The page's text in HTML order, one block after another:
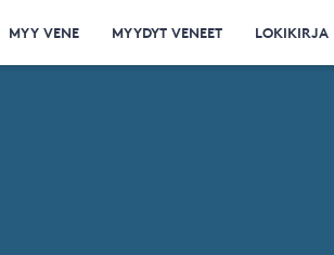
MYY VENE MYYDYT VENEET LOKIKIRJA